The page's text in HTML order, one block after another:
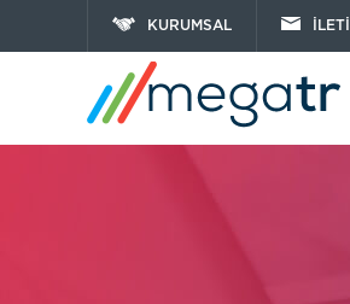
KURUMSAL